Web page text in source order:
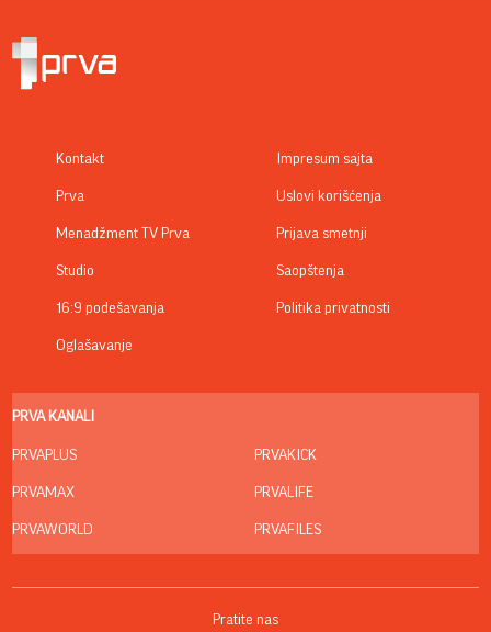
Kontakt
Prva
Menadžment TV Prva
Studio
16:9 podešavanja
Oglašavanje
Impresum sajta
Uslovi korišćenja
Prijava smetnji
Saopštenja
Politika privatnosti
PRVA KANALI
PRVAPLUS
PRVAMAX
PRVAWORLD
PRVAKICK
PRVALIFE
PRVAFILES
Pratite nas